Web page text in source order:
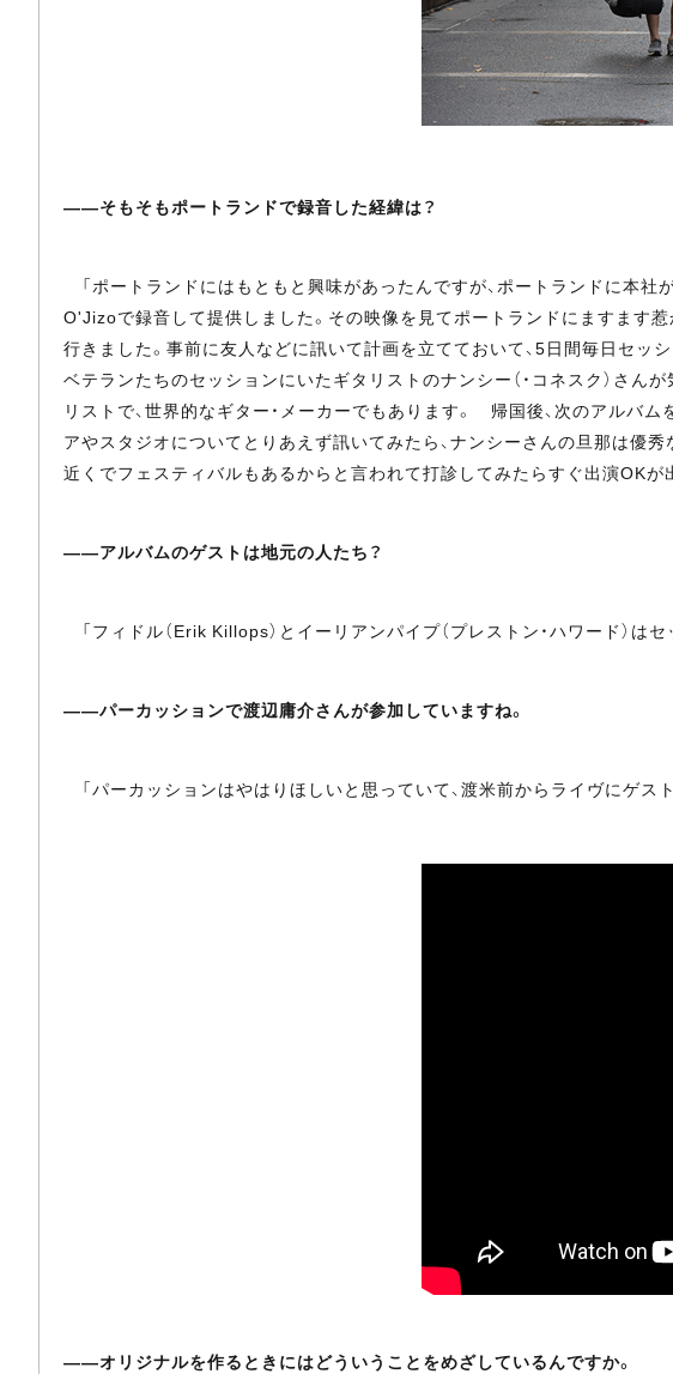
――そもそもポートランドで録音した経緯は？
「ポートランドにはもともと興味があったんですが、ポートランドに本社
O'Jizoで録音して提供しました。その映像を見てポートランドにますます
行きました。事前に友人などに訊いて計画を立てておいて、5日間毎日セッ
ベテランたちのセッションにいたギタリストのナンシー（・コネスク）さん
リストで、世界的なギター・メーカーでもあります。 帰国後、次のアルバ
アやスタジオについてとりあえず訊いてみたら、ナンシーさんの旦那は優
近くでフェスティバルもあるからと言われて打診してみたらすぐ出演OKが
――アルバムのゲストは地元の人たち？
「フィドル（Erik Killops）とイーリアンパイプ（プレストン・ハワード）
――パーカッションで渡辺庸介さんが参加していますね。
「パーカッションはやはりほしいと思っていて、渡米前からライヴにゲ
――オリジナルを作るときにはどういうことをめざしているんですか。